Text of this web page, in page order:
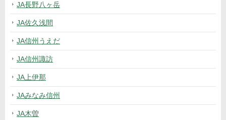
JA長野八ヶ岳
JA佐久浅間
JA信州うえだ
JA信州諏訪
JA上伊那
JAみなみ信州
JA木曽